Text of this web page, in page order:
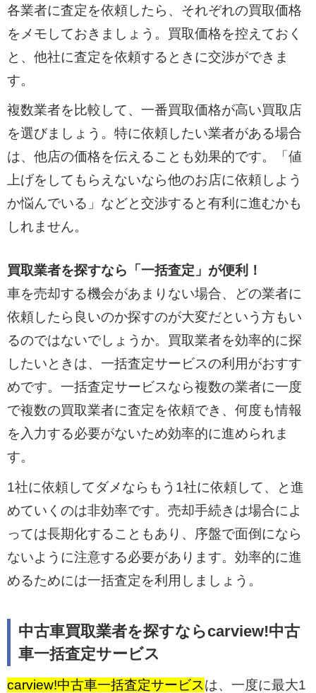
各業者に査定を依頼したら、それぞれの買取価格
をメモしておきましょう。買取価格を控えておく
と、他社に査定を依頼するときに交渉ができま
す。
複数業者を比較して、一番買取価格が高い買取店
を選びましょう。特に依頼したい業者がある場合
は、他店の価格を伝えることも効果的です。「値
上げをしてもらえないなら他のお店に依頼しよう
か悩んでいる」などと交渉すると有利に進むかも
しれません。
買取業者を探すなら「一括査定」が便利！
車を売却する機会があまりない場合、どの業者に
依頼したら良いのか探すのが大変だという方もい
るのではないでしょうか。買取業者を効率的に探
したいときは、一括査定サービスの利用がおすす
めです。一括査定サービスなら複数の業者に一度
で複数の買取業者に査定を依頼でき、何度も情報
を入力する必要がないため効率的に進められま
す。
1社に依頼してダメならもう1社に依頼して、と進
めていくのは非効率です。売却手続きは場合によ
っては長期化することもあり、序盤で面倒になら
ないように注意する必要があります。効率的に進
めるためには一括査定を利用しましょう。
中古車買取業者を探すならcarview!中古
車一括査定サービス
carview!中古車一括査定サービスは、一度に最大1